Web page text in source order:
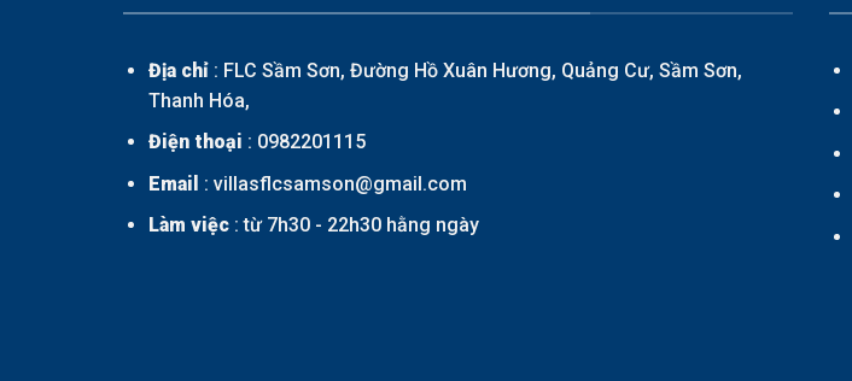
Địa chỉ: FLC Sầm Sơn, Đường Hồ Xuân Hương, Quảng Cư, Sầm Sơn,
Thanh Hóa,
Điện thoại : 0982201115
Email : villasflcsamson@gmail.com
Làm việc: từ 7h30 - 22h30 hằng ngày